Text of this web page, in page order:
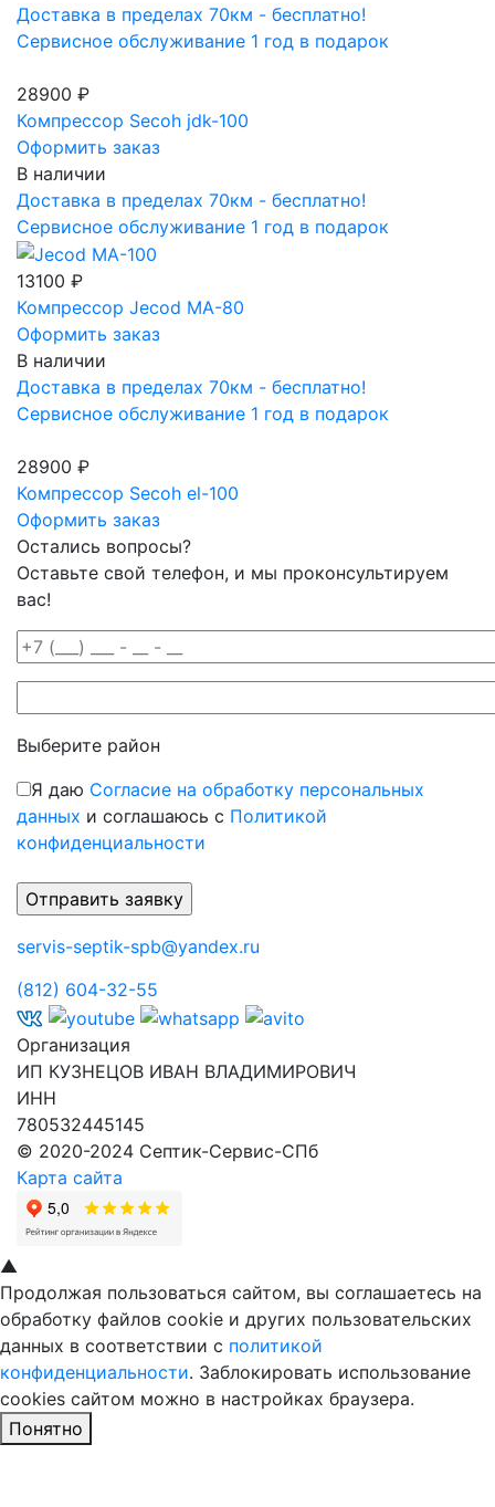
Доставка в пределах 70км - бесплатно!
Сервисное обслуживание 1 год в подарок
28900 ₽
Компрессор Secoh jdk-100
Оформить заказ
В наличии
Доставка в пределах 70км - бесплатно!
Сервисное обслуживание 1 год в подарок
13100 ₽
Компрессор Jecod MA-80
Оформить заказ
В наличии
Доставка в пределах 70км - бесплатно!
Сервисное обслуживание 1 год в подарок
28900 ₽
Компрессор Secoh el-100
Оформить заказ
Остались вопросы?
Оставьте свой телефон, и мы проконсультируем
вас!
Выберите район
Я даю Согласие на обработку персональных
данных и соглашаюсь с Политикой
конфиденциальности
servis-septik-spb@yandex.ru
(812) 604-32-55
Организация
ИП КУЗНЕЦОВ ИВАН ВЛАДИМИРОВИЧ
ИНН
780532445145
© 2020-2024 Септик-Сервис-СПб
Карта сайта
▲
Продолжая пользоваться сайтом, вы соглашаетесь на
обработку файлов cookie и других пользовательских
данных в соответствии с политикой
конфиденциальности. Заблокировать использование
cookies сайтом можно в настройках браузера.
Понятно